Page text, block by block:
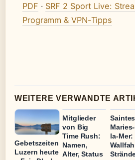
PDF · SRF 2 Sport Live:
Programm & VPN-Tipps
WEITERE VERWANDTE
Gebetszeiten
Luzern heute
Mitglieder
von Big
Time Rush:
Namen,
Alter, Status
la-Mer: